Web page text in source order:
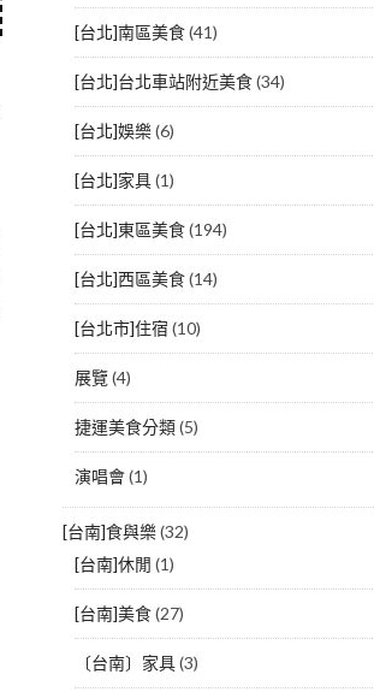
[台北]南區美食(41)
[台北]台北車站附近美食(34)
[台北]娛樂(6)
[台北]家具(1)
[台北]東區美食(194)
[台北]西區美食(14)
[台北市]住宿 (10)
展覽(4)
捷運美食分類(5)
演唱會(1)
[台南]食與樂(32)
[台南]休閒 (1)
[台南]美食(27)
〔台南〕家具(3)